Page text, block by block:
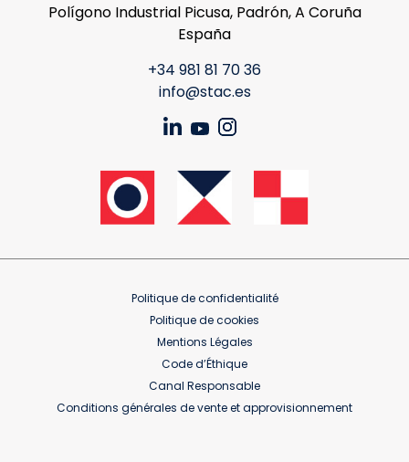
Polígono Industrial Picusa, Padrón, A Coruña
España
+34 981 81 70 36
info@stac.es
Politique de confidentialité
Politique de cookies
Mentions Légales
Code d’Éthique
Canal Responsable
Conditions générales de vente et approvisionnement